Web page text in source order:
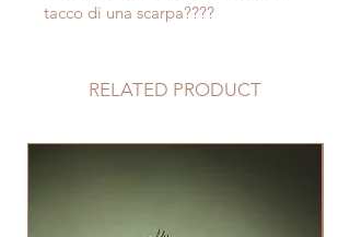
tacco di una scarpa????
RELATED PRODUCT